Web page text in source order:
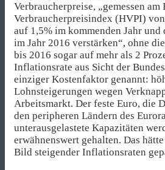
Verbraucherpreise, „gemessen
Verbraucherpreisindex (HVPI)
auf 1,5% im kommenden Jahr
im Jahr 2016 verstärken“, ohne
bis 2016 sogar auf mehr als 2
Inflationsrate aus Sicht der
einziger Kostenfaktor genannt:
Lohnsteigerungen wegen
Arbeitsmarkt. Der feste Euro, die
den peripheren Ländern des
unterausgelastete Kapazitäten
erwähnenswert gehalten. Das
Bild steigender Inflationsraten